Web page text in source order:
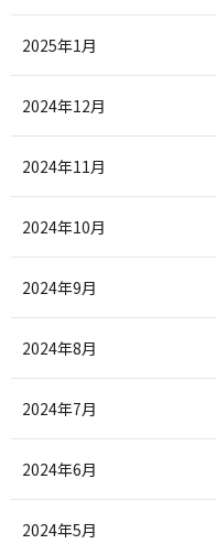
2025年1月
2024年12月
2024年11月
2024年10月
2024年9月
2024年8月
2024年7月
2024年6月
2024年5月